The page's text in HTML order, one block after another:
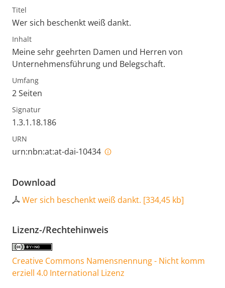
Titel
Wer sich beschenkt weiß dankt.
Inhalt
Meine sehr geehrten Damen und Herren von
Unternehmensführung und Belegschaft.
Umfang
2 Seiten
Signatur
1.3.1.18.186
URN
urn:nbn:at:at-dai-10434
Download
Wer sich beschenkt weiß dankt. [334,45 kb]
Lizenz-/Rechtehinweis
Creative Commons Namensnennung - Nicht komm
erziell 4.0 International Lizenz